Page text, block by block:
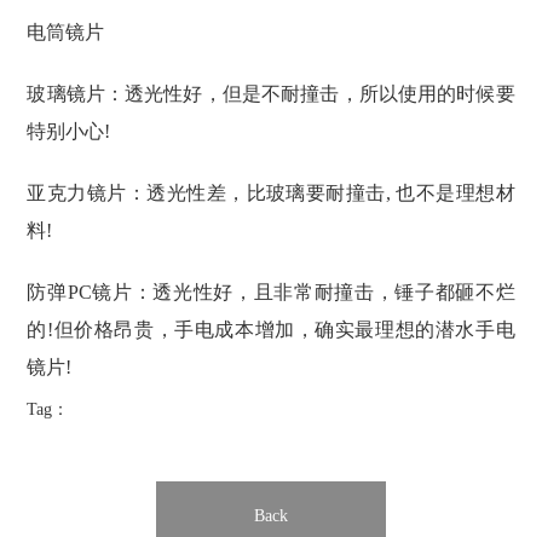
电筒镜片
玻璃镜片：透光性好，但是不耐撞击，所以使用的时候要
特别小心!
亚克力镜片：透光性差，比玻璃要耐撞击, 也不是理想材
料!
防弹PC镜片：透光性好，且非常耐撞击，锤子都砸不烂
的!但价格昂贵，手电成本增加，确实最理想的潜水手电
镜片!
Tag：
Back